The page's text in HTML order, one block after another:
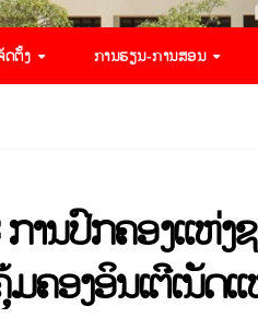
ດຕັ້ງ ການຮຽນ-ການສອນ
ານປົກຄອງແຫ່ງ
ຄອງອິນເຕີເນັດ